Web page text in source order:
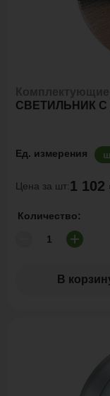
СВЕТИЛЬНИК
Ед. измерения
Цена за шт:1 102
Количество:
В